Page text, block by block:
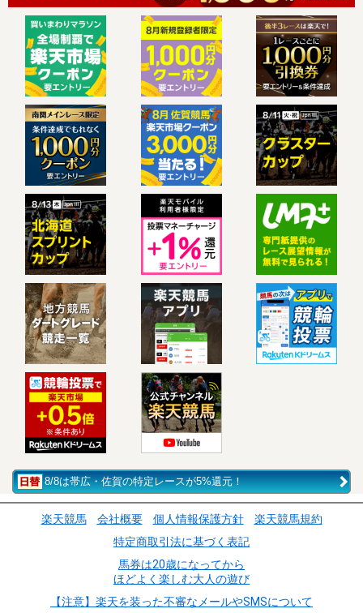
8/8は帯広・佐賀の特定レースが5%還元！
楽天競馬 会社概要 個人情報保護方針
楽天競馬規約
特定商取引法に基づく表記
馬券は20歳になってから
ほどよく楽しむ大人の遊び
【注意】楽天を装った不審なメールやSMSについて